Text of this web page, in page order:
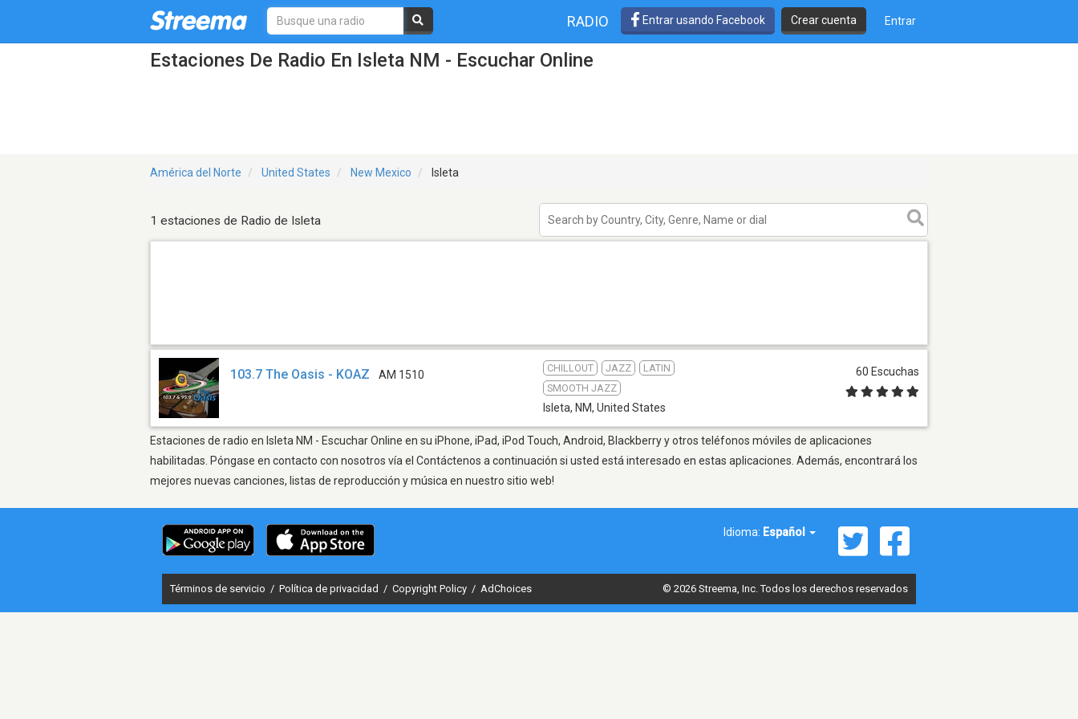
RADIO Entrar usando Facebook Crear cuenta Entrar
Estaciones De Radio En Isleta NM - Escuchar Online
América del Norte United States New Mexico Isleta
1 estaciones de Radio de Isleta
103.7 The Oasis - KOAZ AM 1510
CHILLOUT JAZZ
LATIN
SMOOTH JAZZ
Isleta, NM, United States
60 Escuchas
Estaciones de radio en Isleta NM - Escuchar Online en su iPhone, iPad, iPod Touch, Android, Blackberry y otros teléfonos móviles de aplicaciones
habilitadas. Póngase en contacto con nosotros vía el Contáctenos a continuación si usted está interesado en estas aplicaciones. Además, encontrará los
mejores nuevas canciones, listas de reproducción y música en nuestro sitio web!
Idioma: Español
Términos de servicio / Política de privacidad / Copyright Policy / AdChoices © 2026 Streema, Inc. Todos los derechos reservados